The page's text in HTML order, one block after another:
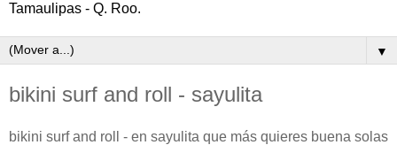
Tamaulipas - Q. Roo.
▼
bikini surf and roll - sayulita
bikini surf and roll - en sayulita que más quieres buena solas